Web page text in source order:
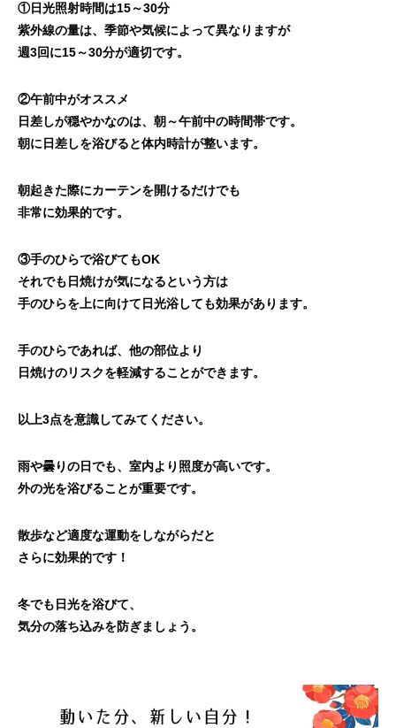
①日光照射時間は15～30分
紫外線の量は、季節や気候によって異なりますが
週3回に15～30分が適切です。
②午前中がオススメ
日差しが穏やかなのは、朝～午前中の時間帯です。
朝に日差しを浴びると体内時計が整います。
朝起きた際にカーテンを開けるだけでも
非常に効果的です。
③手のひらで浴びてもOK
それでも日焼けが気になるという方は
手のひらを上に向けて日光浴しても効果があります。
手のひらであれば、他の部位より
日焼けのリスクを軽減することができます。
以上3点を意識してみてください。
雨や曇りの日でも、室内より照度が高いです。
外の光を浴びることが重要です。
散歩など適度な運動をしながらだと
さらに効果的です！
冬でも日光を浴びて、
気分の落ち込みを防ぎましょう。